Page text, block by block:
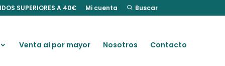
SUPERIORES A 40€ Mi cuenta Buscar
Venta al por mayor Nosotros Contacto